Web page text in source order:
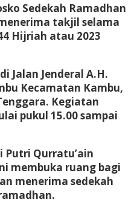
Sedekah Ramadhan
takjil selama
Hijriah atau 2023
Jalan Jenderal A.H.
Kecamatan Kambu,
Kegiatan
pukul 15.00 sampai
Putri Qurratu’ain
membuka ruang bagi
menerima sedekah